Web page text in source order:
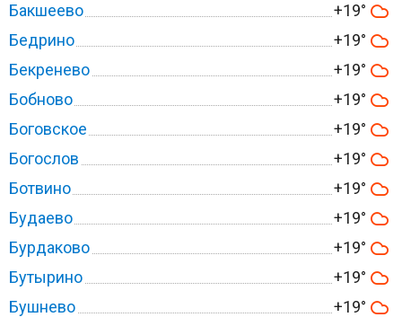
Бакшеево
+19°
Бедрино
+19°
Бекренево
+19°
Бобново
+19°
Боговское
+19°
Богослов
+19°
Ботвино
+19°
Будаево
+19°
Бурдаково
+19°
Бутырино
+19°
Бушнево
+19°